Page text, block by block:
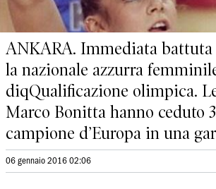
ANKARA. Immediata battuta
la nazionale azzurra
diqQualificazione olimpica.
Marco Bonitta hanno ceduto
campione d’Europa in una
06 gennaio 2016 02:06